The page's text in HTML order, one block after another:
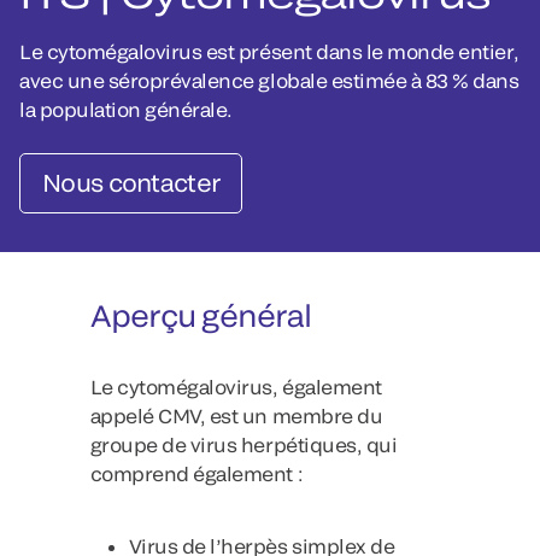
Le cytomégalovirus est présent dans le monde entier,
avec une séroprévalence globale estimée à 83 % dans
la population générale.
Nous contacter
Aperçu général
Le cytomégalovirus, également
appelé CMV, est un membre du
groupe de virus herpétiques, qui
comprend également :
Virus de l’herpès simplex de